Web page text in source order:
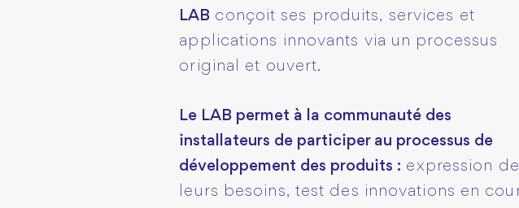
LAB conçoit ses produits, services et
applications innovants via un processus
original et ouvert.
Le LAB permet à la communauté des
installateurs de participer au processus de
développement des produits : expression de
leurs besoins, test des innovations en